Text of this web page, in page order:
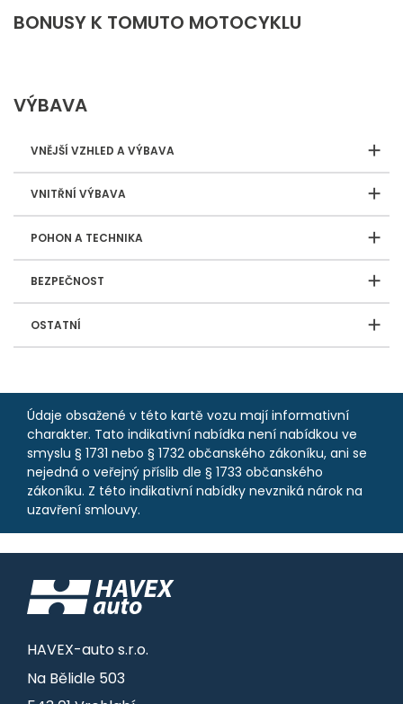
BONUSY K TOMUTO MOTOCYKLU
VÝBAVA
VNĚJŠÍ VZHLED A VÝBAVA
VNITŘNÍ VÝBAVA
POHON A TECHNIKA
BEZPEČNOST
OSTATNÍ
Údaje obsažené v této kartě vozu mají informativní
charakter. Tato indikativní nabídka není nabídkou ve
smyslu § 1731 nebo § 1732 občanského zákoníku, ani se
nejedná o veřejný příslib dle § 1733 občanského
zákoníku. Z této indikativní nabídky nevzniká nárok na
uzavření smlouvy.
HAVEX-auto s.r.o.
Na Bělidle 503